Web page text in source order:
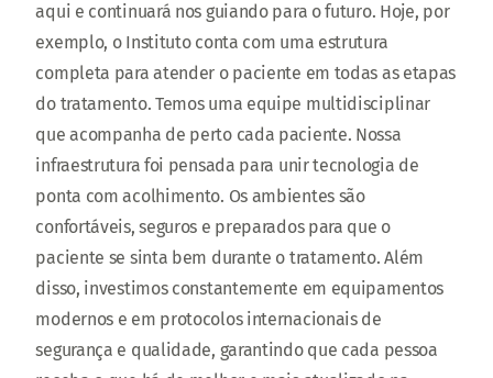
aqui e continuará nos guiando para o futuro. Hoje, por
exemplo, o Instituto conta com uma estrutura
completa para atender o paciente em todas as etapas
do tratamento. Temos uma equipe multidisciplinar
que acompanha de perto cada paciente. Nossa
infraestrutura foi pensada para unir tecnologia de
ponta com acolhimento. Os ambientes são
confortáveis, seguros e preparados para que o
paciente se sinta bem durante o tratamento. Além
disso, investimos constantemente em equipamentos
modernos e em protocolos internacionais de
segurança e qualidade, garantindo que cada pessoa